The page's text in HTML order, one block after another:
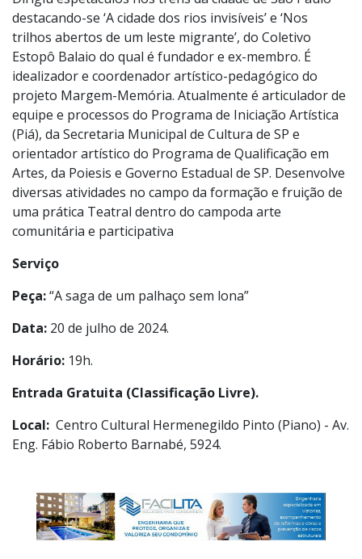
territorialidades numa prática artístico-pedagógica que
articula a memória social, histórica e geografia urbana.
Dirigiu espetáculos nos trens da cidade de São Paulo
destacando-se ‘A cidade dos rios invisíveis’ e ‘Nos
trilhos abertos de um leste migrante’, do Coletivo
Estopô Balaio do qual é fundador e ex-membro. É
idealizador e coordenador artístico-pedagógico do
projeto Margem-Memória. Atualmente é articulador de
equipe e processos do Programa de Iniciação Artística
(Piá), da Secretaria Municipal de Cultura de SP e
orientador artístico do Programa de Qualificação em
Artes, da Poiesis e Governo Estadual de SP. Desenvolve
diversas atividades no campo da formação e fruição de
uma prática Teatral dentro do campoda arte
comunitária e participativa
Serviço
Peça:“A saga de um palhaço sem lona”
Data:20 de julho de 2024.
Horário:19h.
Entrada Gratuita (Classificação Livre).
Eng. Fábio Roberto Barnabé, 5924.